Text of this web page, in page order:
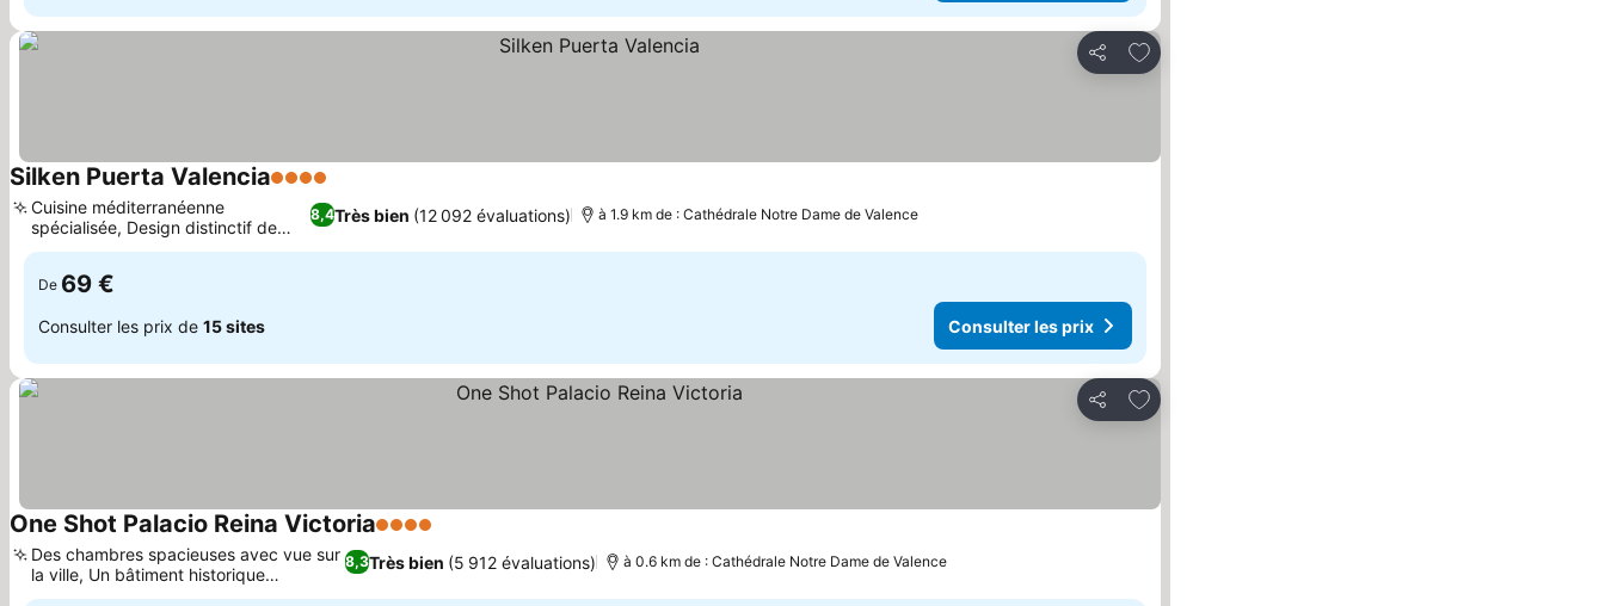
Partager
Ajouter à mes favoris
Silken Puerta Valencia4 Étoiles
8,4Très bien (12 092 évaluations)
Cuisine méditerranéenne
spécialisée, Design distinctif de
Javier Mariscal
à 1.9 km de : Cathédrale Notre Dame de Valence
De 69 €
Consulter les prix de 15 sites Consulter les prix
Partager
Ajouter à mes favoris
One Shot Palacio Reina Victoria4 Étoiles
8,3Très bien (5 912 évaluations)
Des chambres spacieuses avec vue sur
la ville, Un bâtiment historique
emblématique
à 0.6 km de : Cathédrale Notre Dame de Valence